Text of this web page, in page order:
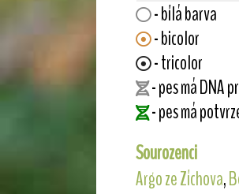
- bílá barva
- bicolor
- tricolor
- pes má DNA
- pes má
Sourozenci
Argo ze Zíchova,